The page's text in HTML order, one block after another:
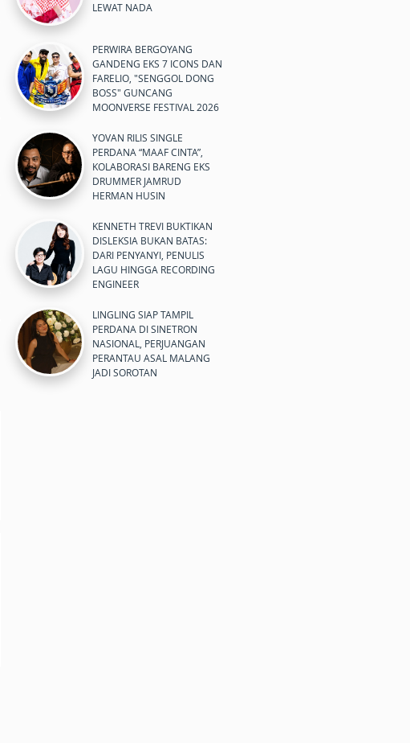
LEWAT NADA
PERWIRA BERGOYANG
GANDENG EKS 7 ICONS DAN
FARELIO, "SENGGOL DONG
BOSS" GUNCANG
MOONVERSE FESTIVAL 2026
YOVAN RILIS SINGLE
PERDANA “MAAF CINTA”,
KOLABORASI BARENG EKS
DRUMMER JAMRUD
HERMAN HUSIN
KENNETH TREVI BUKTIKAN
DISLEKSIA BUKAN BATAS:
DARI PENYANYI, PENULIS
LAGU HINGGA RECORDING
ENGINEER
LINGLING SIAP TAMPIL
PERDANA DI SINETRON
NASIONAL, PERJUANGAN
PERANTAU ASAL MALANG
JADI SOROTAN